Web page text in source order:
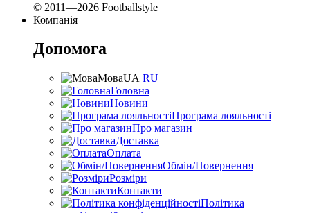
© 2011—2026 Footballstyle
Компанія
Допомога
МоваUA RU
Головна
Новини
Програма лояльності
Про магазин
Доставка
Оплата
Обмін/Повернення
Розміри
Контакти
Політика